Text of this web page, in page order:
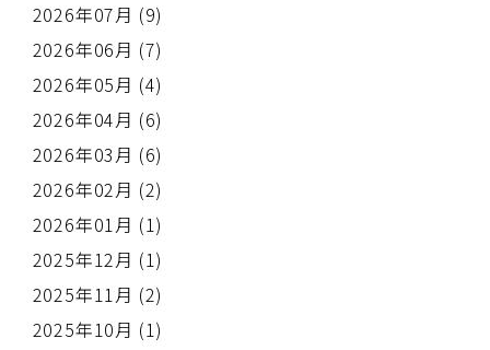
2026年07月 (9)
2026年06月 (7)
2026年05月 (4)
2026年04月 (6)
2026年03月 (6)
2026年02月 (2)
2026年01月 (1)
2025年12月 (1)
2025年11月 (2)
2025年10月 (1)